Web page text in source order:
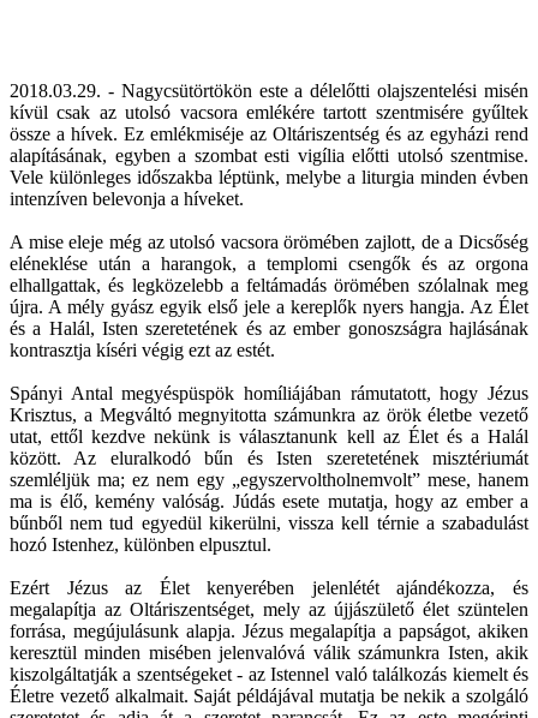
2018.03.29. - Nagycsütörtökön este a délelőtti olajszentelési misén
kívül csak az utolsó vacsora emlékére tartott szentmisére gyűltek
össze a hívek. Ez emlékmiséje az Oltáriszentség és az egyházi rend
alapításának, egyben a szombat esti vigília előtti utolsó szentmise.
Vele különleges időszakba léptünk, melybe a liturgia minden évben
intenzíven belevonja a híveket.
A mise eleje még az utolsó vacsora örömében zajlott, de a Dicsőség
eléneklése után a harangok, a templomi csengők és az orgona
elhallgattak, és legközelebb a feltámadás örömében szólalnak meg
újra. A mély gyász egyik első jele a kereplők nyers hangja. Az Élet
és a Halál, Isten szeretetének és az ember gonoszságra hajlásának
kontrasztja kíséri végig ezt az estét.
Spányi Antal megyéspüspök homíliájában rámutatott, hogy Jézus
Krisztus, a Megváltó megnyitotta számunkra az örök életbe vezető
utat, ettől kezdve nekünk is választanunk kell az Élet és a Halál
között. Az eluralkodó bűn és Isten szeretetének misztériumát
szemléljük ma; ez nem egy „egyszervoltholnemvolt” mese, hanem
ma is élő, kemény valóság. Júdás esete mutatja, hogy az ember a
bűnből nem tud egyedül kikerülni, vissza kell térnie a szabadulást
hozó Istenhez, különben elpusztul.
Ezért Jézus az Élet kenyerében jelenlétét ajándékozza, és
megalapítja az Oltáriszentséget, mely az újjászülető élet szüntelen
forrása, megújulásunk alapja. Jézus megalapítja a papságot, akiken
keresztül minden misében jelenvalóvá válik számunkra Isten, akik
kiszolgáltatják a szentségeket - az Istennel való találkozás kiemelt és
Életre vezető alkalmait. Saját példájával mutatja be nekik a szolgáló